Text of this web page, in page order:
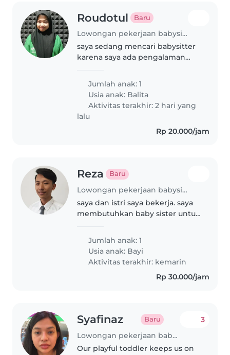
Roudotul Baru
Lowongan pekerjaan babysitting di Jakarta
saya sedang mencari babysitter
karena saya ada pengalaman
Jumlah anak: 1
Usia anak: Balita
Aktivitas terakhir: 2 hari yang
lalu
Rp 20.000/jam
Reza Baru
Lowongan pekerjaan babysitting di Jakarta
saya dan istri saya bekerja. saya
membutuhkan baby sister untuk
anak bayi. dan saya saya
membutuhkan sampai jam 8
Jumlah anak: 1
Usia anak: Bayi
Aktivitas terakhir: kemarin
Rp 30.000/jam
Syafinaz Baru
Lowongan pekerjaan babysitting di Jakarta
3
Our playful toddler keeps us on